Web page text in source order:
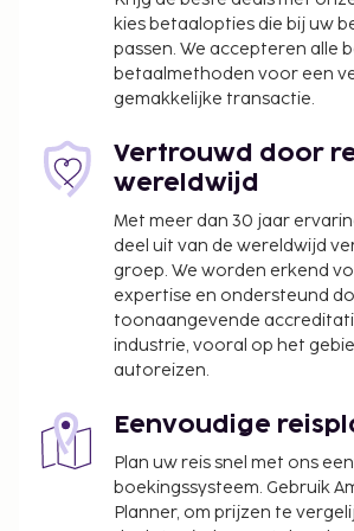
evenementfaciliteiten in dit hotel.
tegen betaling gebruikmaken van
shuttleservice van/naar de
dag beschikbaar) en vervoer van/
cruiseterminal. Verwen jezelf met
lichaamsbehandelingen en
wanneer je de spa bezoekt. Als je
naar activiteiten, dan vind je een
een sauna en fietsenverhuur vast
voorzieningen van dit hotel zijn
conciërgeservices en
Geniet van regionale gerechten bij
Restaurant, een restaurant met
roomservice (beperkte tijden). Sluit
een drankje in een bar/lounge. Op
er tegen betaling een ontbijtbuffet
06.30 uur tot 10.00 uur en in het
kies betaalopties die bij uw
passen. We accepteren alle
betaalmethoden voor een
gemakkelijke transactie.
Vertrouwd door
wereldwijd
Met meer dan 30 jaar
deel uit van de wereldwijd
groep. We worden erkend
expertise en ondersteund
toonaangevende
industrie, vooral op het
autoreizen.
Eenvoudige
Plan uw reis snel met ons
boekingssysteem. Gebruik
Planner, om prijzen te